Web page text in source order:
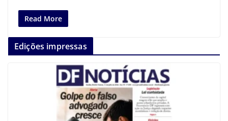
Read More
Edições impressas